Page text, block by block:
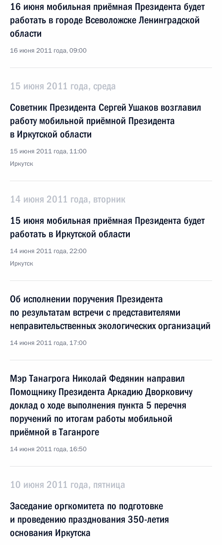
16 июня мобильная приёмная Президента будет
работать в городе Всеволожске Ленинградской
области
16 июня 2011 года, 09:00
15 июня 2011 года, среда
Советник Президента Сергей Ушаков возглавил
работу мобильной приёмной Президента
в Иркутской области
15 июня 2011 года, 11:00
Иркутск
14 июня 2011 года, вторник
15 июня мобильная приёмная Президента будет
работать в Иркутской области
14 июня 2011 года, 22:00
Иркутск
Об исполнении поручения Президента
по результатам встречи с представителями
неправительственных экологических организаций
14 июня 2011 года, 17:00
Мэр Танагрога Николай Федянин направил
Помощнику Президента Аркадию Дворковичу
доклад о ходе выполнения пункта 5 перечня
поручений по итогам работы мобильной
приёмной в Таганроге
14 июня 2011 года, 16:50
10 июня 2011 года, пятница
Заседание оргкомитета по подготовке
и проведению празднования 350-летия
основания Иркутска